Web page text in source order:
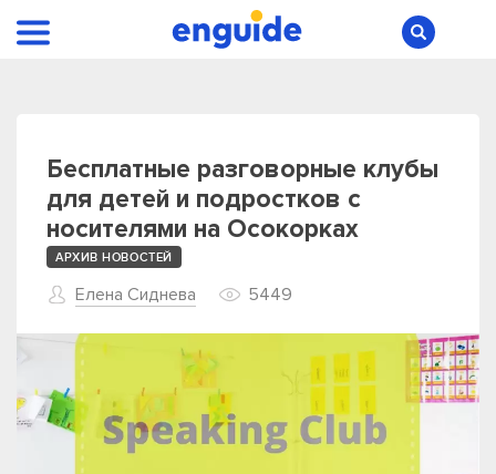
Бесплатные разговорные клубы
для детей и подростков с
носителями на Осокорках
АРХИВ НОВОСТЕЙ
Елена Сиднева 5449